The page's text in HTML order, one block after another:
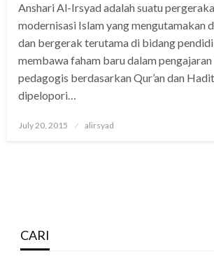
Anshari Al-Irsyad adalah suatu
modernisasi Islam yang mengutamakan
dan bergerak terutama di bidang
membawa faham baru dalam
pedagogis berdasarkan Qur’an dan
dipelopori…
Posted
July 20, 2015 alirsyad
CARI